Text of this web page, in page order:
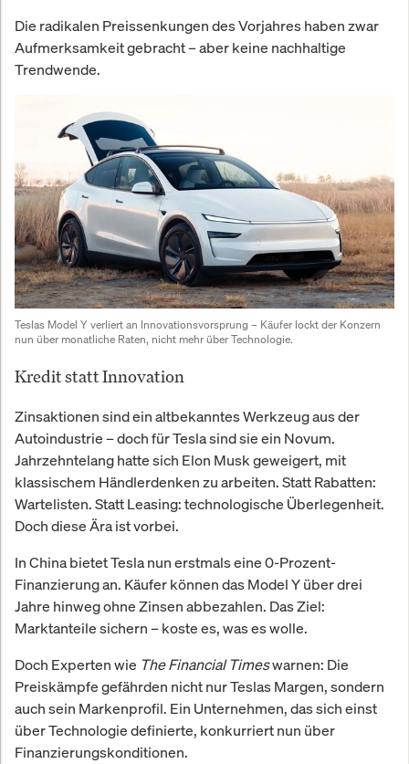
Die radikalen Preissenkungen des Vorjahres haben zwar
Aufmerksamkeit gebracht – aber keine nachhaltige
Trendwende.
Teslas Model Y verliert an Innovationsvorsprung – Käufer lockt der Konzern
nun über monatliche Raten, nicht mehr über Technologie.
Kredit statt Innovation
Zinsaktionen sind ein altbekanntes Werkzeug aus der
Autoindustrie – doch für Tesla sind sie ein Novum.
Jahrzehntelang hatte sich Elon Musk geweigert, mit
klassischem Händlerdenken zu arbeiten. Statt Rabatten:
Wartelisten. Statt Leasing: technologische Überlegenheit.
Doch diese Ära ist vorbei.
In China bietet Tesla nun erstmals eine 0-Prozent-
Finanzierung an. Käufer können das Model Y über drei
Jahre hinweg ohne Zinsen abbezahlen. Das Ziel:
Marktanteile sichern – koste es, was es wolle.
Doch Experten wie The Financial Timeswarnen: Die
Preiskämpfe gefährden nicht nur Teslas Margen, sondern
auch sein Markenprofil. Ein Unternehmen, das sich einst
über Technologie definierte, konkurriert nun über
Finanzierungskonditionen.